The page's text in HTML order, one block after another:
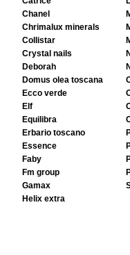
chanel
chrimalux minerals
collistar
crystal nails
deborah
domus olea toscana
ecco verde
elf
equilibra
erbario toscano
essence
faby
fm group
gamax
helix extra